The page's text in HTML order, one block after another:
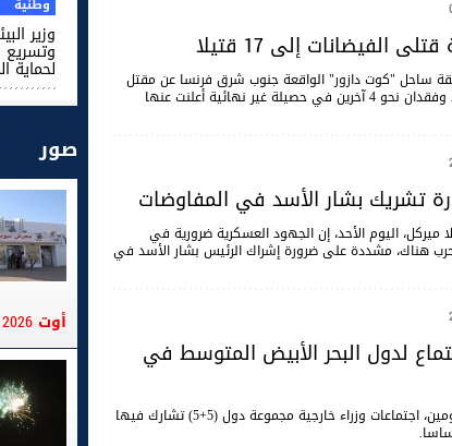
الفيضانات إلى 17 قتيلا
ساحل "كوت دازور" الواقعة جنوب شرق فرنسا عن مقتل
17 شخصا ليل السبت إلى الأحد وفقدان نحو 4 آخرين في حصيلة غير نهائية أعلنت عنها
تشريك بشار الأسد في المفاوضات
ميركل، اليوم الأحد، إن الجهود العسكرية ضرورية في
هناك، مشددة على ضرورة إشراك الرئيس بشار الأسد في
لدول البحر الأبيض المتوسط في
تحتضن مدينة طنجة، في المغرب، الأسبوع الجالي وعلى مدار يومين، اجتماعات وزراء خارجية مجموعة دول (5+5) تشارك فيها
وطنية
وزير
وتسريع
لحماية
صور
أوت 2026